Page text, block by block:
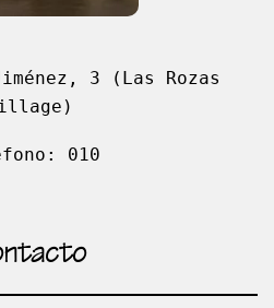
3 (Las Rozas
010